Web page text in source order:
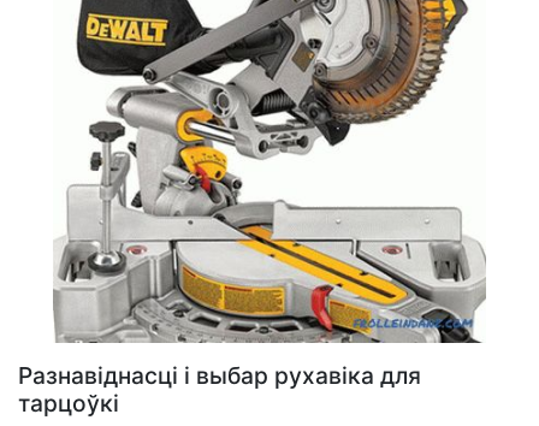
Разнавіднасці і выбар рухавіка для
тарцоўкі